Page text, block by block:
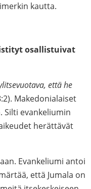
kautta.
osallistuivat
että he
Makedonialaiset
Silti evankeliumin
herättävät
Evankeliumi antoi
että Jumala on